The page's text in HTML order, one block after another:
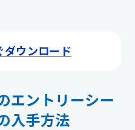
ダウンロード
エントリーシー
入手方法